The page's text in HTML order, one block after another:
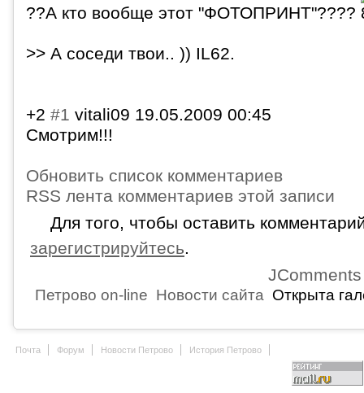
??А кто вообще этот "ФОТОПРИНТ"????
>> А соседи твои.. )) IL62.
+2 #1 vitali09 19.05.2009 00:45
Смотрим!!!
Обновить список комментариев
RSS лента комментариев этой записи
Для того, чтобы оставить
зарегистрируйтесь.
JComments
Петрово on-line Новости сайта Открыта
Почта Форум Новости Петрово История Петрово